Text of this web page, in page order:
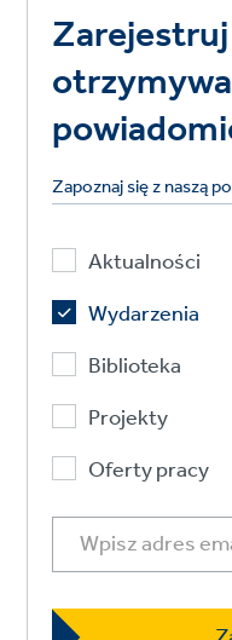
Zapoznaj się z naszą
Aktualności
Wydarzenia
Biblioteka
Projekty
Oferty pracy